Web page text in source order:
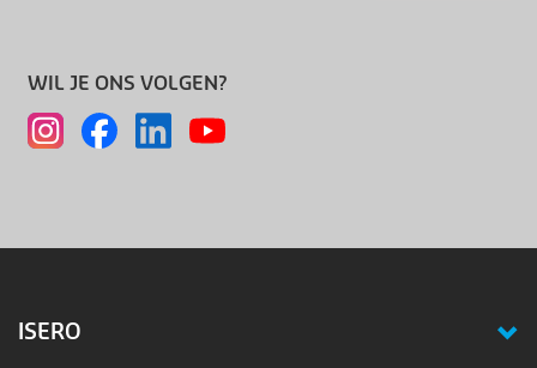
WIL JE ONS VOLGEN?
ISERO